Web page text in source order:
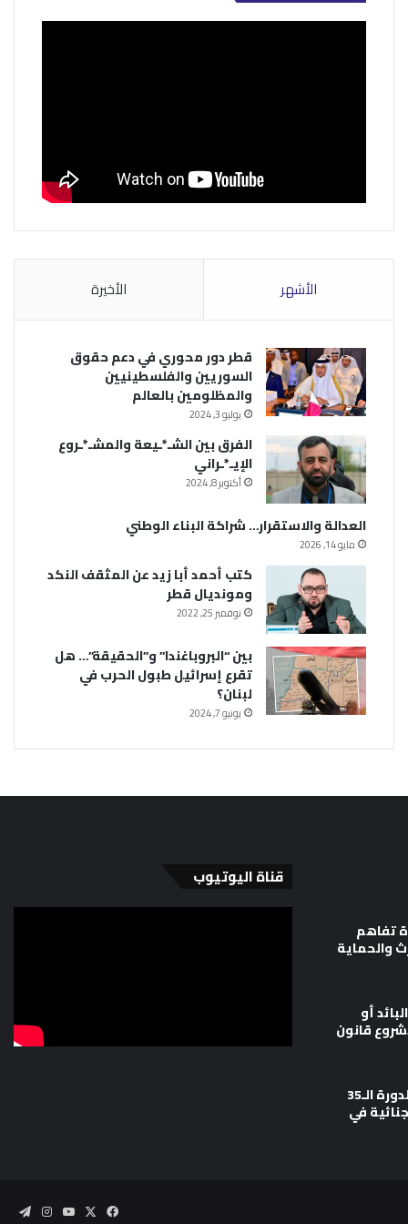
الأشهر الأخيرة
قطر دور محوري في دعم حقوق
السوريين والفلسطينيين
والمظلومين بالعالم
يوليو 3, 2024
الفرق بين الشـ*ـيعة والمشـ*ـروع
الإيـ*ـراني
أكتوبر 8, 2024
العدالة والاستقرار… شراكة البناء الوطني
مايو 14, 2026
كتب أحمد أبا زيد عن المثقف النكد
ومونديال قطر
نوفمبر 25, 2022
بين “البروباغندا” و”الحقيقة”… هل
تقرع إسرائيل طبول الحرب في
لبنان؟
يونيو 7, 2024
تفاهم
والحماية
أو
قانون
وزارة العدل تشارك في أعمال الدورة الـ35
في
قناة اليوتيوب
فيسبوك‫YouTube
انستقرام